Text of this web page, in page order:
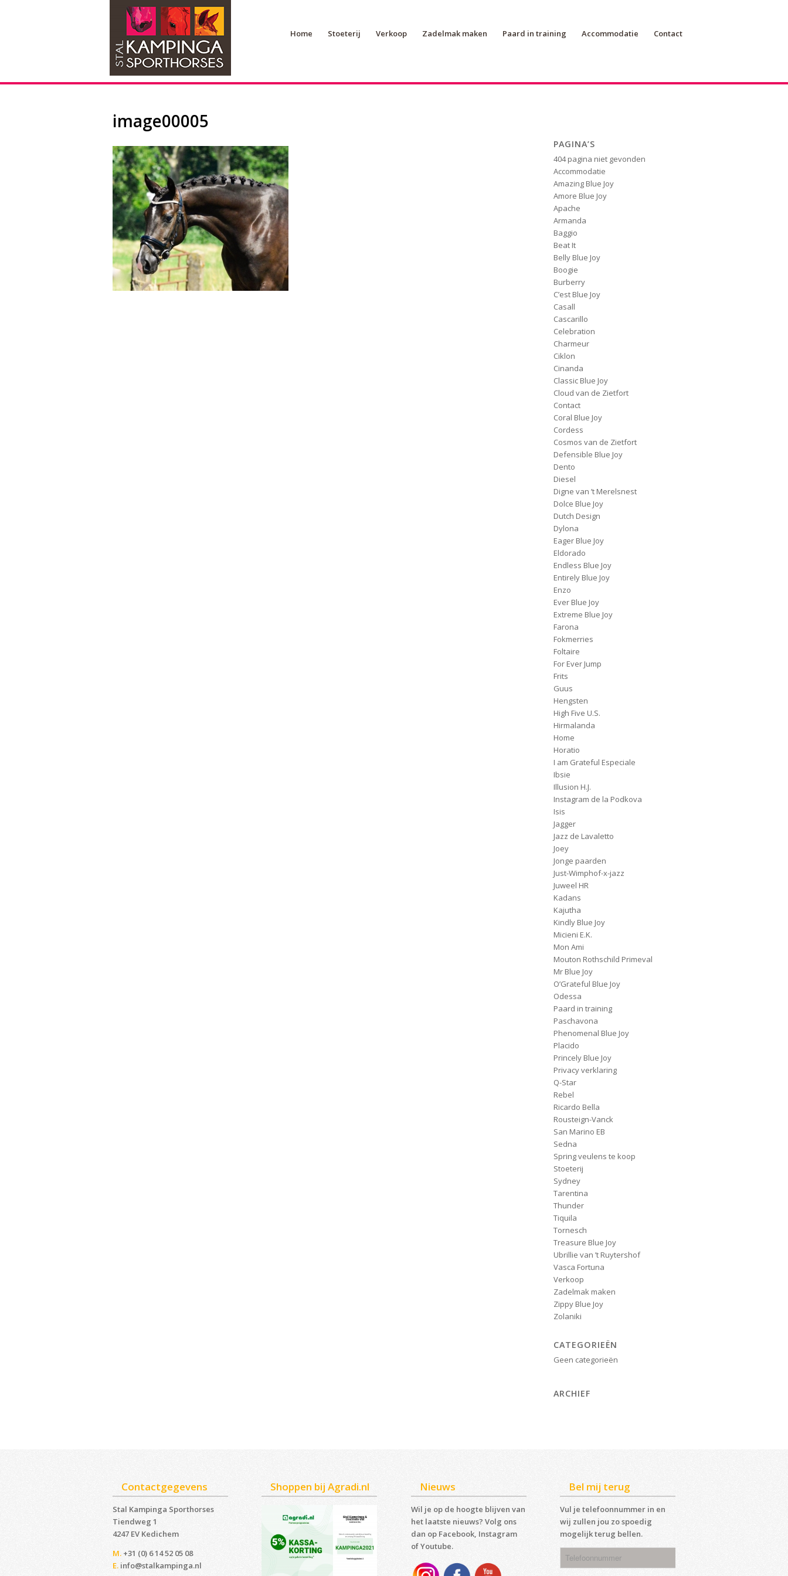
Home Stoeterij Verkoop Zadelmak maken Paard in training Accommodatie Contact
image00005
PAGINA’S
404 pagina niet gevonden
Accommodatie
Amazing Blue Joy
Amore Blue Joy
Apache
Armanda
Baggio
Beat It
Belly Blue Joy
Boogie
Burberry
C’est Blue Joy
Casall
Cascarillo
Celebration
Charmeur
Ciklon
Cinanda
Classic Blue Joy
Cloud van de Zietfort
Contact
Coral Blue Joy
Cordess
Cosmos van de Zietfort
Defensible Blue Joy
Dento
Diesel
Digne van ’t Merelsnest
Dolce Blue Joy
Dutch Design
Dylona
Eager Blue Joy
Eldorado
Endless Blue Joy
Entirely Blue Joy
Enzo
Ever Blue Joy
Extreme Blue Joy
Farona
Fokmerries
Foltaire
For Ever Jump
Frits
Guus
Hengsten
High Five U.S.
Hirmalanda
Home
Horatio
I am Grateful Especiale
Ibsie
Illusion H.J.
Instagram de la Podkova
Isis
Jagger
Jazz de Lavaletto
Joey
Jonge paarden
Just-Wimphof-x-jazz
Juweel HR
Kadans
Kajutha
Kindly Blue Joy
Micieni E.K.
Mon Ami
Mouton Rothschild Primeval
Mr Blue Joy
O’Grateful Blue Joy
Odessa
Paard in training
Paschavona
Phenomenal Blue Joy
Placido
Princely Blue Joy
Privacy verklaring
Q-Star
Rebel
Ricardo Bella
Rousteign-Vanck
San Marino EB
Sedna
Spring veulens te koop
Stoeterij
Sydney
Tarentina
Thunder
Tiquila
Tornesch
Treasure Blue Joy
Ubrillie van ’t Ruytershof
Vasca Fortuna
Verkoop
Zadelmak maken
Zippy Blue Joy
Zolaniki
CATEGORIEËN
Geen categorieën
ARCHIEF
Contactgegevens
Stal Kampinga Sporthorses
Tiendweg 1
4247 EV Kedichem ‎
M. +31 (0) 6 14 52 05 08
E. info@stalkampinga.nl
Shoppen bij Agradi.nl Nieuws
Wil je op de hoogte blijven van
het laatste nieuws? Volg ons
dan op Facebook, Instagram
of Youtube.
Bel mij terug
Vul je telefoonnummer in en
wij zullen jou zo spoedig
mogelijk terug bellen.